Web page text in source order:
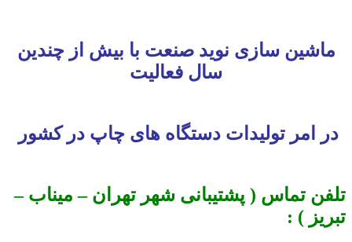
ماشین سازی نوید صنعت با بیش از چندین
سال فعالیت
در امر تولیدات دستگاه های چاپ در کشور
تلفن تماس ( پشتیبانی شهر تهران – میناب –
تبریز ) :